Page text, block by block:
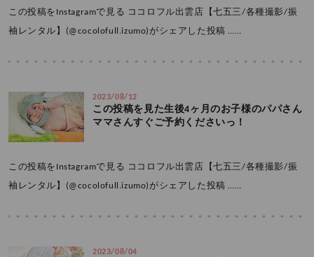
この投稿をInstagramで見る ココロフル出雲店【七五三/各種撮影/振
袖レンタル】(@cocolofull.izumo)がシェアした投稿 ……
2023/08/12
この投稿を見た生後4ヶ月のお子様のパパさん
ママさんすぐご予約くださいっ！
この投稿をInstagramで見る ココロフル出雲店【七五三/各種撮影/振
袖レンタル】(@cocolofull.izumo)がシェアした投稿 ……
2023/08/04